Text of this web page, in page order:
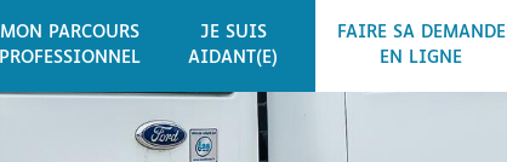
MON PARCOURS
PROFESSIONNEL
JE SUIS
AIDANT(E)
FAIRE SA DEMANDE
EN LIGNE